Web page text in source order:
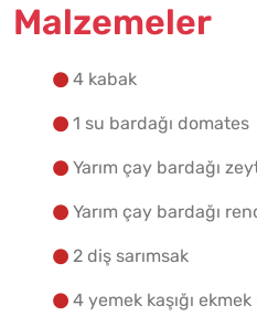
Malzemeler
4 kabak
1 su bardağı domates
Yarım çay bardağı
Yarım çay bardağı
2 diş sarımsak
4 yemek kaşığı ekmek